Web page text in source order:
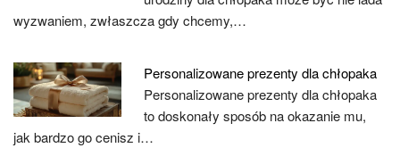
wyzwaniem, zwłaszcza gdy chcemy,…
Personalizowane prezenty dla chłopaka
Personalizowane prezenty dla chłopaka
to doskonały sposób na okazanie mu,
jak bardzo go cenisz i…